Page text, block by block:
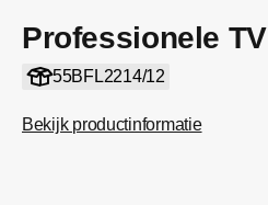
Professionele TV
55BFL2214/12
Bekijk productinformatie